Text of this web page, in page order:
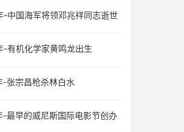
-中国海军将领邓兆祥同志逝世
-有机化学家黄鸣龙出生
-张宗昌枪杀林白水
-最早的威尼斯国际电影节创办